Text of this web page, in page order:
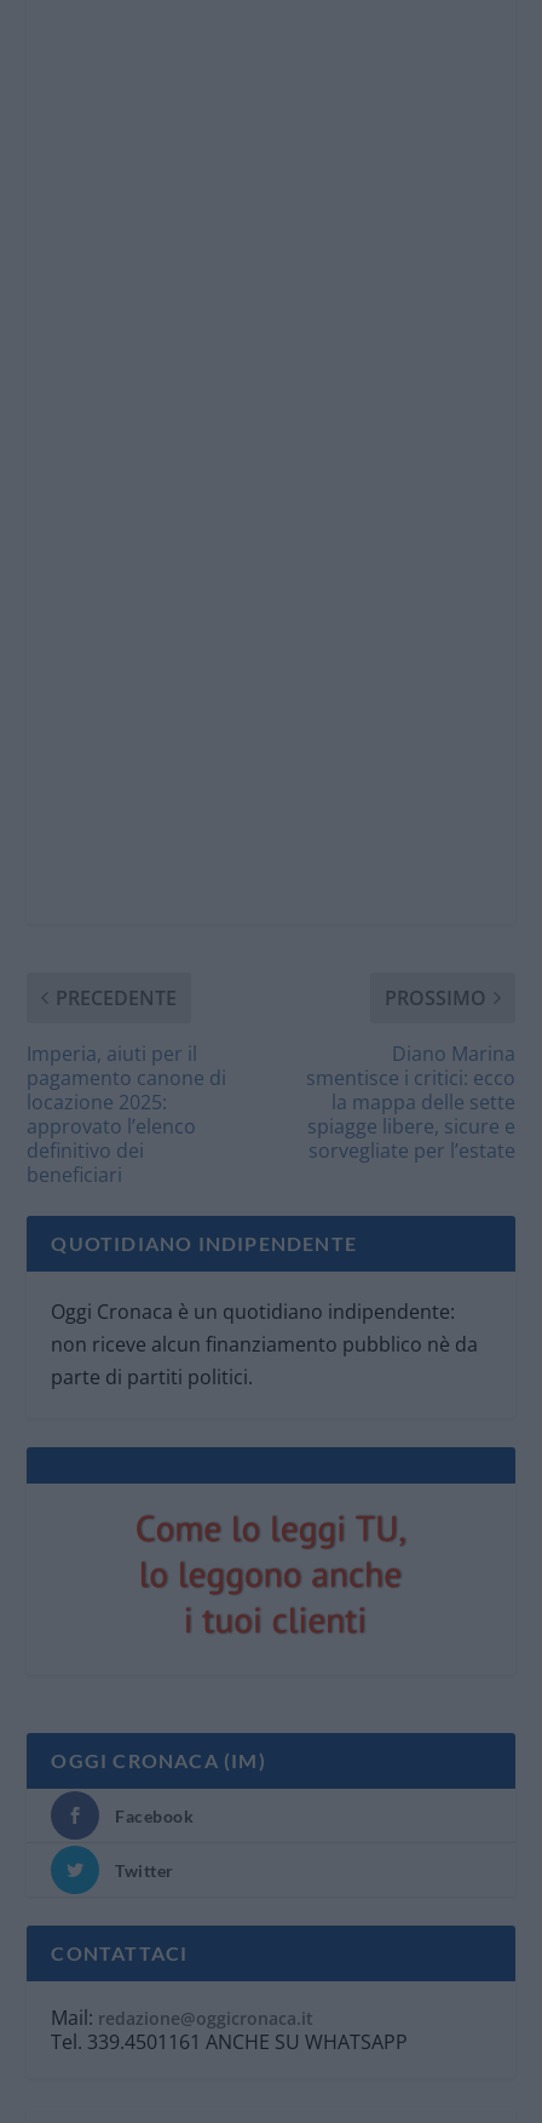
PRECEDENTE
Imperia, aiuti per il
pagamento canone di
locazione 2025:
approvato l’elenco
definitivo dei
beneficiari
PROSSIMO
Diano Marina
smentisce i critici: ecco
la mappa delle sette
spiagge libere, sicure e
sorvegliate per l’estate
QUOTIDIANO INDIPENDENTE
Oggi Cronaca è un quotidiano indipendente:
non riceve alcun finanziamento pubblico nè da
parte di partiti politici.
OGGI CRONACA (IM)
Facebook
Twitter
CONTATTACI
Mail: redazione@oggicronaca.it
Tel. 339.4501161 ANCHE SU WHATSAPP